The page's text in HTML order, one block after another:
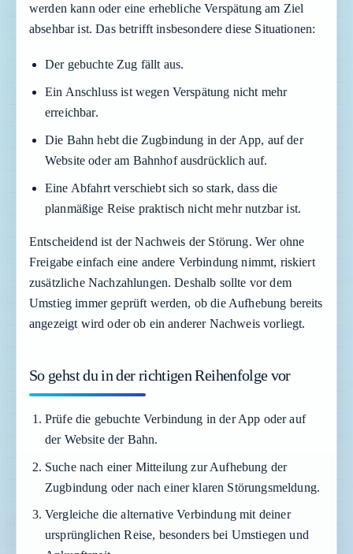
werden kann oder eine erhebliche Verspätung am Ziel
absehbar ist. Das betrifft insbesondere diese Situationen:
Der gebuchte Zug fällt aus.
Ein Anschluss ist wegen Verspätung nicht mehr
erreichbar.
Die Bahn hebt die Zugbindung in der App, auf der
Website oder am Bahnhof ausdrücklich auf.
Eine Abfahrt verschiebt sich so stark, dass die
planmäßige Reise praktisch nicht mehr nutzbar ist.
Entscheidend ist der Nachweis der Störung. Wer ohne
Freigabe einfach eine andere Verbindung nimmt, riskiert
zusätzliche Nachzahlungen. Deshalb sollte vor dem
Umstieg immer geprüft werden, ob die Aufhebung bereits
angezeigt wird oder ob ein anderer Nachweis vorliegt.
So gehst du in der richtigen Reihenfolge vor
Prüfe die gebuchte Verbindung in der App oder auf
der Website der Bahn.
Suche nach einer Mitteilung zur Aufhebung der
Zugbindung oder nach einer klaren Störungsmeldung.
Vergleiche die alternative Verbindung mit deiner
ursprünglichen Reise, besonders bei Umstiegen und